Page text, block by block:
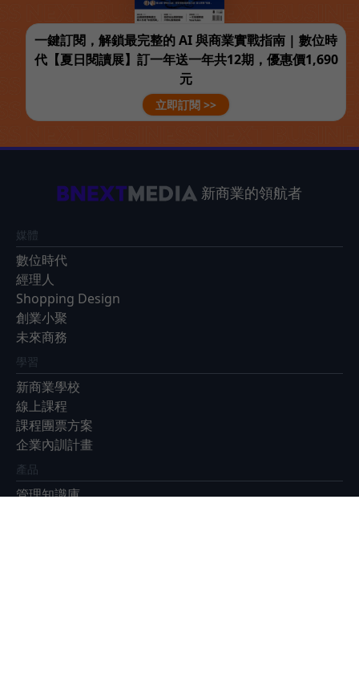
一鍵訂閱，解鎖最完整的 AI 與商業實戰指南 | 數位時
代【夏日閱讀展】訂一年送一年共12期，優惠價1,690
元
立即訂閱 >>
新商業的領航者
媒體
數位時代
經理人
Shopping Design
創業小聚
未來商務
學習
新商業學校
線上課程
課程團票方案
企業內訓計畫
產品
管理知識庫